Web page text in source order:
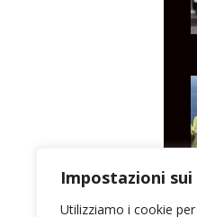
Impostazioni
Utilizziamo i cookie